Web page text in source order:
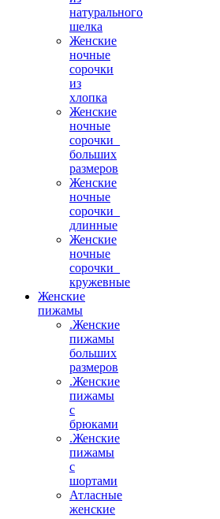
натурального
шелка
Женские
ночные
сорочки
из
хлопка
Женские
ночные
сорочки_
больших
размеров
Женские
ночные
сорочки_
длинные
Женские
ночные
сорочки_
кружевные
Женские
пижамы
.Женские
пижамы
больших
размеров
.Женские
пижамы
с
брюками
.Женские
пижамы
с
шортами
Атласные
женские